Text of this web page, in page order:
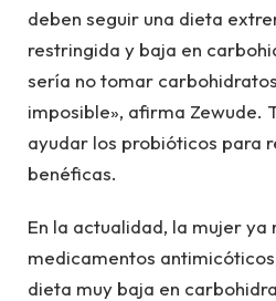
deben seguir una dieta
restringida y baja en
sería no tomar
imposible», afirma Zewude.
ayudar los probióticos para
benéficas.
En la actualidad, la mujer ya
medicamentos
dieta muy baja en